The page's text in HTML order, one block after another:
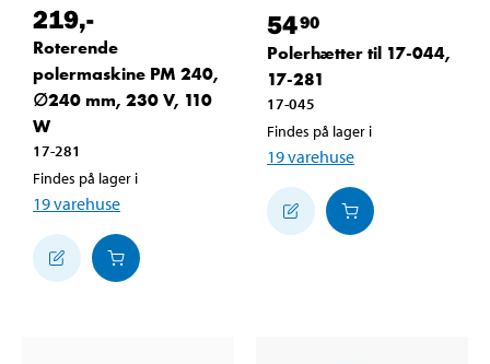
219,-
Roterende
polermaskine PM 240,
∅240 mm, 230 V, 110
W
17-281
Findes på lager i
19varehuse
5490
Polerhætter til 17-044,
17-281
17-045
Findes på lager i
19varehuse